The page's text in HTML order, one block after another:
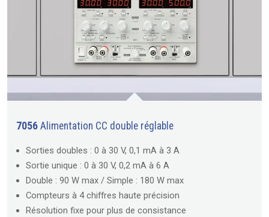
7056 Alimentation CC double réglable
Sorties doubles : 0 à 30 V, 0,1 mA à 3 A
Sortie unique : 0 à 30 V, 0,2 mA à 6 A
Double : 90 W max / Simple : 180 W max
Compteurs à 4 chiffres haute précision
Résolution fixe pour plus de consistance